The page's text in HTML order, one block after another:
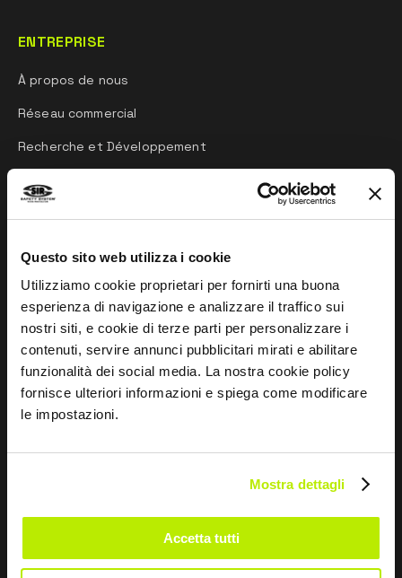
Questo sito web utilizza i cookie
Utilizziamo cookie proprietari per fornirti una buona
esperienza di navigazione e analizzare il traffico sui
nostri siti, e cookie di terze parti per personalizzare i
contenuti, servire annunci pubblicitari mirati e abilitare
funzionalità dei social media. La nostra cookie policy
fornisce ulteriori informazioni e spiega come modificare
le impostazioni.
Mostra dettagli
Accetta tutti
ENTREPRISE
À propos de nous
Réseau commercial
Recherche et Développement
INFORMATIONS
Guide aux normes
Whistleblowing
Impressum
Guide aux tailles et entretien
CONTACTEZ-NOUS
Via dei Fornaciai, 9, 06081 Assisi (PG) - Italia
+39 075 804 37 47